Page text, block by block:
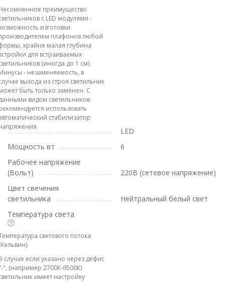
преимущество
с LED модулями -
изготовки
плафонов любой
крайне малая глубина
для встраиваемых
(иногда до 1 см).
- незаменяемость, в
выхода из строя светильник
быть только заменен. С
видом светильников
использовать
стабилизатор
LED
Мощность вт
6
Рабочее напряжение
(Вольт)
220В (сетевое напряжение)
Цвет свечения
светильника
Нейтральный белый свет
Температура света
светового потока
случае если указано через дефис
", (например 2700К-6500К)
имеет настройку